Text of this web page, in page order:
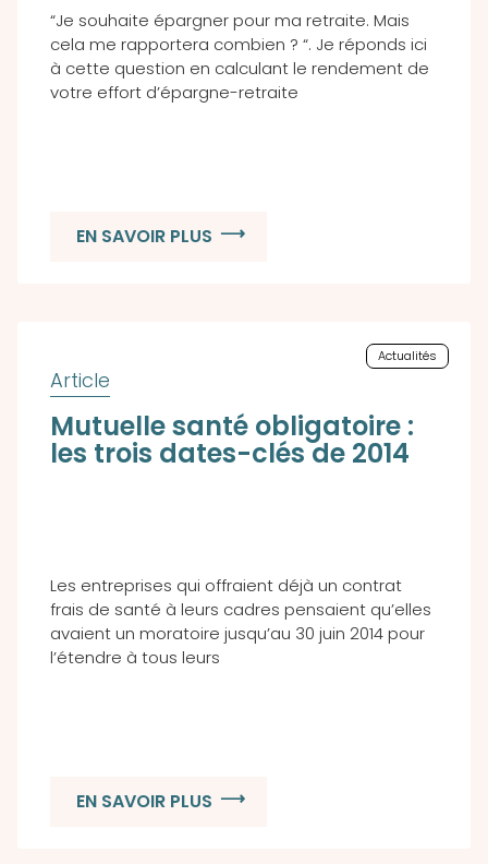
“Je souhaite épargner pour ma retraite. Mais
cela me rapportera combien ? “. Je réponds ici
à cette question en calculant le rendement de
votre effort d’épargne-retraite
EN SAVOIR PLUS
Actualités
Mutuelle santé obligatoire :
les trois dates-clés de 2014
Les entreprises qui offraient déjà un contrat
frais de santé à leurs cadres pensaient qu’elles
avaient un moratoire jusqu’au 30 juin 2014 pour
l’étendre à tous leurs
EN SAVOIR PLUS